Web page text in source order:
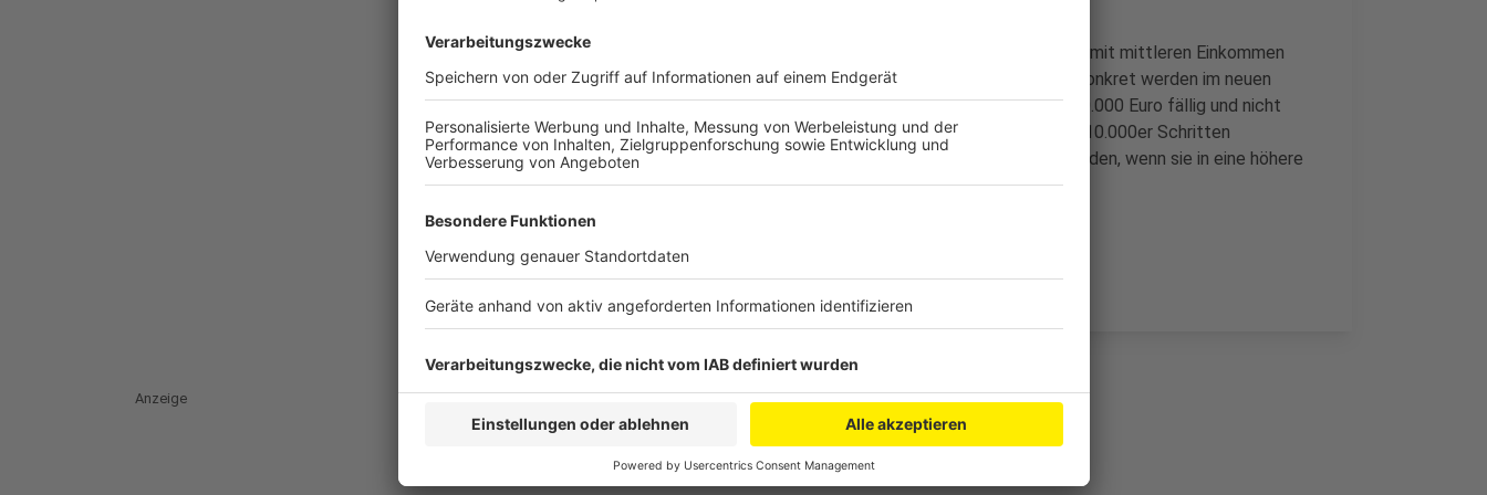
Die geänderte Regelung soll vor allem Geringverdiener und Eltern mit mittleren Einkommen
entlasten. Teurer wird es dagegen für Eltern, die gut verdienen. Konkret werden im neuen
Kindergartenjahr Beiträge erst ab einem Jahreseinkommen von 20.000 Euro fällig und nicht
mehr ab gut 12.000. Außerdem werden die Einkommensstufen in 10.000er Schritten
gestaffelt. In einigen Fällen kann es für Eltern dadurch teurer werden, wenn sie in eine höhere
Stufe eingruppiert werden.
Anzeige
Anzeige